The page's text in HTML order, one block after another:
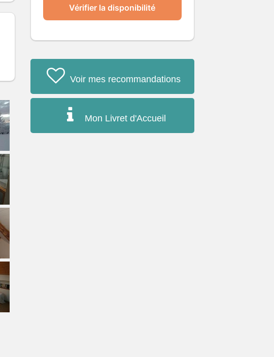
Vérifier la disponibilité
Voir mes recommandations
Mon Livret d'Accueil